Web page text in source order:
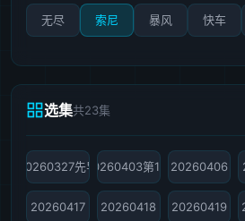
无尽 索尼 暴风 快车
选集共23集
20260327先导20260403第1期20260406
20260417 20260418 20260419